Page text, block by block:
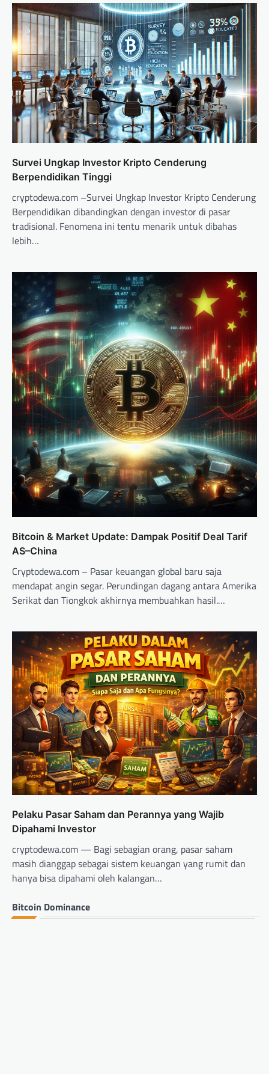
Survei Ungkap Investor Kripto Cenderung
Berpendidikan Tinggi
cryptodewa.com –Survei Ungkap Investor Kripto Cenderung
Berpendidikan dibandingkan dengan investor di pasar
tradisional. Fenomena ini tentu menarik untuk dibahas
lebih…
Bitcoin & Market Update: Dampak Positif Deal Tarif
AS–China
Cryptodewa.com – Pasar keuangan global baru saja
mendapat angin segar. Perundingan dagang antara Amerika
Serikat dan Tiongkok akhirnya membuahkan hasil.…
Pelaku Pasar Saham dan Perannya yang Wajib
Dipahami Investor
cryptodewa.com — Bagi sebagian orang, pasar saham
masih dianggap sebagai sistem keuangan yang rumit dan
hanya bisa dipahami oleh kalangan…
Bitcoin Dominance